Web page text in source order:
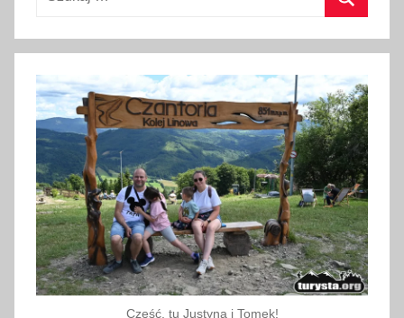
2
1
6
Cześć, tu Justyna i Tomek!